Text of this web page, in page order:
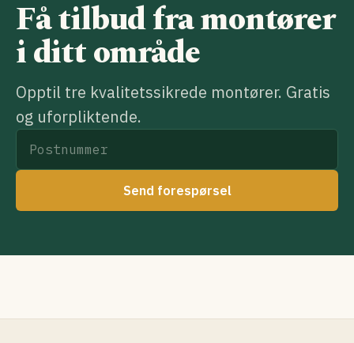
Få tilbud fra montører
i ditt område
Opptil tre kvalitetssikrede montører. Gratis
og uforpliktende.
Send forespørsel